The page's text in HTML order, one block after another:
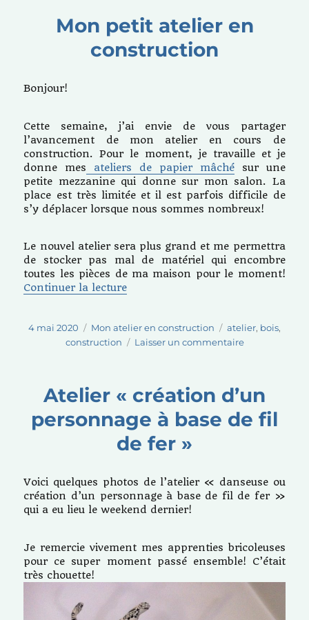
« nouvel »
atelier!
Mon petit atelier en
construction
Bonjour!
Cette semaine, j’ai envie de vous partager
l’avancement de mon atelier en cours de
construction. Pour le moment, je travaille et je
donne mes ateliers de papier mâchésur une
petite mezzanine qui donne sur mon salon. La
place est très limitée et il est parfois difficile de
s’y déplacer lorsque nous sommes nombreux!
Le nouvel atelier sera plus grand et me permettra
de stocker pas mal de matériel qui encombre
toutes les pièces de ma maison pour le moment!
Continuer la lecturede « Mon petit atelier en
Publié
4 mai 2020 Catégories
Mon atelier en construction Étiquettes
atelier, bois,
construction
Laisser un commentairesur
en
construction
Atelier « création d’un
personnage à base de fil
de fer »
Voici quelques photos de l’atelier « danseuse ou
création d’un personnage à base de fil de fer »
qui a eu lieu le weekend dernier!
Je remercie vivement mes apprenties bricoleuses
pour ce super moment passé ensemble! C’était
très chouette!